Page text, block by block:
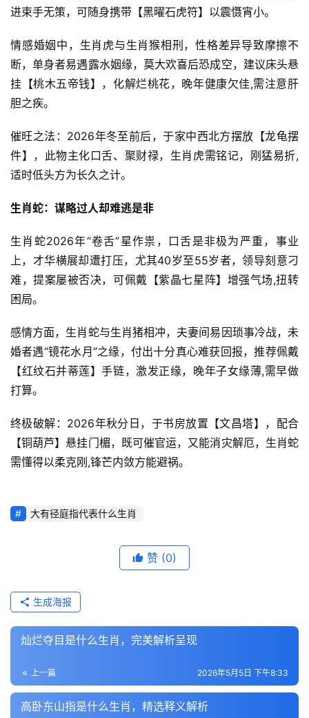
进束手无策，可随身携带【黑曜石虎符】以震慑宵小。
情感婚姻中，生肖虎与生肖猴相刑，性格差异导致摩擦不
断，单身者易遇露水姻缘，莫大欢喜后恐成空，建议床头悬
挂【桃木五帝钱】，化解烂桃花，晚年健康欠佳,需注意肝
胆之疾。
催旺之法：2026年冬至前后，于家中西北方摆放【龙龟摆
件】，此物主化口舌、聚财禄，生肖虎需铭记，刚猛易折,
适时低头方为长久之计。
生肖蛇：谋略过人却难逃是非
生肖蛇2026年“卷舌”星作祟，口舌是非极为严重，事业
上，才华横展却遭打压，尤其40岁至55岁者，领导刻意刁
难，提案屡被否决，可佩戴【紫晶七星阵】增强气场,扭转
困局。
感情方面，生肖蛇与生肖猪相冲，夫妻间易因琐事冷战，未
婚者遇“镜花水月”之缘，付出十分真心难获回报，推荐佩戴
【红纹石并蒂莲】手链，激发正缘，晚年子女缘薄,需早做
打算。
终极破解：2026年秋分日，于书房放置【文昌塔】，配合
【铜葫芦】悬挂门楣，既可催官运，又能消灾解厄，生肖蛇
需懂得以柔克刚,锋芒内敛方能避祸。
大有径庭指代表什么生肖
赞 (0)
生成海报
灿烂夺目是什么生肖，完美解析呈现
上一篇 2026年5月5日 下午8:33
高卧东山指是什么生肖，精选释义解析